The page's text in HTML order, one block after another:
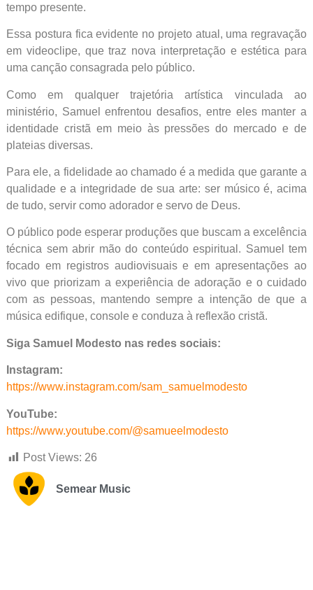
tempo presente.
Essa postura fica evidente no projeto atual, uma regravação
em videoclipe, que traz nova interpretação e estética para
uma canção consagrada pelo público.
Como em qualquer trajetória artística vinculada ao
ministério, Samuel enfrentou desafios, entre eles manter a
identidade cristã em meio às pressões do mercado e de
plateias diversas.
Para ele, a fidelidade ao chamado é a medida que garante a
qualidade e a integridade de sua arte: ser músico é, acima
de tudo, servir como adorador e servo de Deus.
O público pode esperar produções que buscam a excelência
técnica sem abrir mão do conteúdo espiritual. Samuel tem
focado em registros audiovisuais e em apresentações ao
vivo que priorizam a experiência de adoração e o cuidado
com as pessoas, mantendo sempre a intenção de que a
música edifique, console e conduza à reflexão cristã.
Siga Samuel Modesto nas redes sociais:
Instagram:
https://www.instagram.com/sam_samuelmodesto
YouTube:
https://www.youtube.com/@samueelmodesto
Post Views: 26
Semear Music